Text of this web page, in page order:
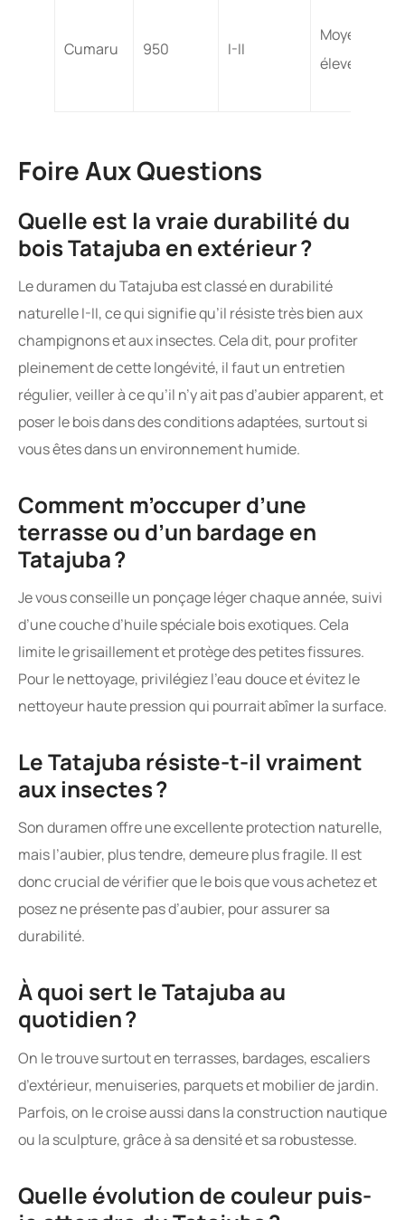
Cumaru 950 I-II
Moyen à
élevé
Foire Aux Questions
Quelle est la vraie durabilité du
bois Tatajuba en extérieur ?
Le duramen du Tatajuba est classé en durabilité
naturelle I-II, ce qui signifie qu’il résiste très bien aux
champignons et aux insectes. Cela dit, pour profiter
pleinement de cette longévité, il faut un entretien
régulier, veiller à ce qu’il n’y ait pas d’aubier apparent, et
poser le bois dans des conditions adaptées, surtout si
vous êtes dans un environnement humide.
Comment m’occuper d’une
terrasse ou d’un bardage en
Tatajuba ?
Je vous conseille un ponçage léger chaque année, suivi
d’une couche d’huile spéciale bois exotiques. Cela
limite le grisaillement et protège des petites fissures.
Pour le nettoyage, privilégiez l’eau douce et évitez le
nettoyeur haute pression qui pourrait abîmer la surface.
Le Tatajuba résiste-t-il vraiment
aux insectes ?
Son duramen offre une excellente protection naturelle,
mais l’aubier, plus tendre, demeure plus fragile. Il est
donc crucial de vérifier que le bois que vous achetez et
posez ne présente pas d’aubier, pour assurer sa
durabilité.
À quoi sert le Tatajuba au
quotidien ?
On le trouve surtout en terrasses, bardages, escaliers
d’extérieur, menuiseries, parquets et mobilier de jardin.
Parfois, on le croise aussi dans la construction nautique
ou la sculpture, grâce à sa densité et sa robustesse.
Quelle évolution de couleur puis-